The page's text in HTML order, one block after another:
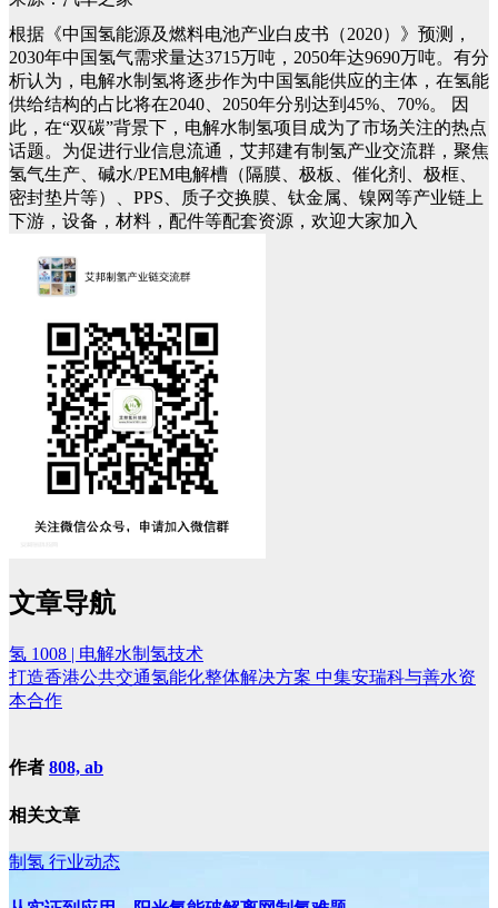
根据《中国氢能源及燃料电池产业白皮书（2020）》预测，
2030年中国氢气需求量达3715万吨，2050年达9690万吨。有分
析认为，电解水制氢将逐步作为中国氢能供应的主体，在氢能
供给结构的占比将在2040、2050年分别达到45%、70%。
因
此，在“双碳”背景下，电解水制氢项目成为了市场关注的热点
话题。为促进行业信息流通，艾邦建有制氢产业交流群，聚焦
氢气生产、碱水/PEM电解槽（隔膜、极板、催化剂、极框、
密封垫片等）、PPS、质子交换膜、钛金属、镍网等产业链上
下游，设备，材料，配件等配套资源，欢迎大家加入
文章导航
氢 1008 | 电解水制氢技术
打造香港公共交通氢能化整体解决方案 中集安瑞科与善水资
本合作
作者 808, ab
相关文章
制氢 行业动态